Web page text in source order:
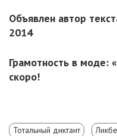
Объявлен автор
2014
Грамотность в моде:
скоро!
Тотальный диктант